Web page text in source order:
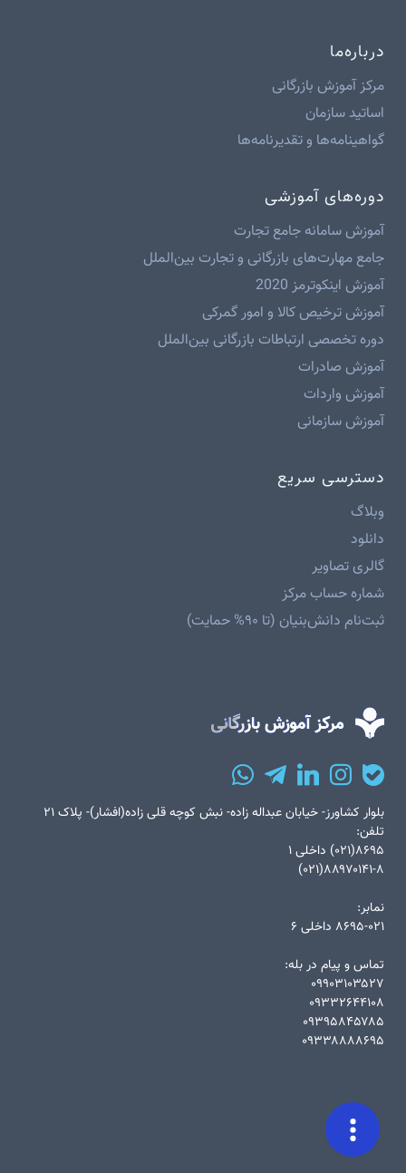
درباره‌ما
مرکز آموزش بازرگانی
اساتید سازمان
گواهینامه‌ها و تقدیرنامه‌ها
دوره‌های آموزشی
آموزش سامانه جامع تجارت
جامع مهارت‌های بازرگانی و تجارت بین‌الملل
آموزش اینکوترمز 2020
آموزش ترخیص کالا و امور گمرکی
دوره تخصصی ارتباطات بازرگانی بین‌الملل
آموزش صادرات
آموزش واردات
آموزش سازمانی
دسترسی سریع
وبلاگ
دانلود
گالری تصاویر
شماره حساب مرکز
ثبت‌نام دانش‌بنیان (تا ۹۰% حمایت)
بلوار کشاورز- خیابان عبداله زاده- نبش کوچه قلی زاده(افشار)- پلاک ۲۱
تلفن:
۸۶۹۵(۰۲۱) داخلی ۱
۸۸۹۷۰۱۴۱-۸(۰۲۱)
نمابر:
۸۶۹۵-۰۲۱ داخلی ۶
تماس و پیام در بله:
۰۹۹۰۳۱۰۳۵۲۷
۰۹۳۳۲۶۴۴۱۰۸
۰۹۳۹۵۸۴۵۷۸۵
۰۹۳۳۸۸۸۸۶۹۵